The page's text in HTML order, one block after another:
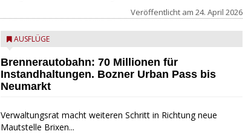
Veröffentlicht am 24. April 2026
AUSFLÜGE
Brennerautobahn: 70 Millionen für
Instandhaltungen. Bozner Urban Pass bis
Neumarkt
Verwaltungsrat macht weiteren Schritt in Richtung neue
Mautstelle Brixen...